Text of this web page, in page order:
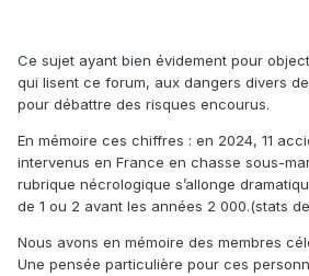
Ce sujet ayant bien évidement pour
qui lisent ce forum, aux dangers divers
pour débattre des risques encourus.
En mémoire ces chiffres : en 2024, 11
intervenus en France en chasse sous-
rubrique nécrologique s’allonge
de 1 ou 2 avant les années 2 000.(stats
Nous avons en mémoire des membres
Une pensée particulière pour ces